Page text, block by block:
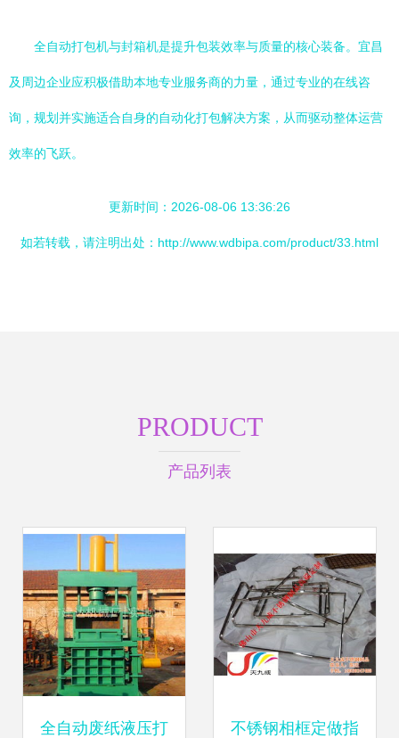
全自动打包机与封箱机是提升包装效率与质量的核心装备。宜昌
及周边企业应积极借助本地专业服务商的力量，通过专业的在线咨
询，规划并实施适合自身的自动化打包解决方案，从而驱动整体运营
效率的飞跃。
更新时间：2026-08-06 13:36:26
如若转载，请注明出处：http://www.wdbipa.com/product/33.html
PRODUCT
产品列表
全自动废纸液压打 不锈钢相框定做指